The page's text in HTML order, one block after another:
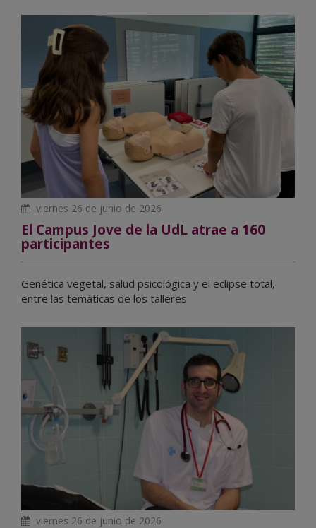
viernes 26 de junio de 2026
El Campus Jove de la UdL atrae a 160
participantes
Genética vegetal, salud psicológica y el eclipse total,
entre las temáticas de los talleres
viernes 26 de junio de 2026